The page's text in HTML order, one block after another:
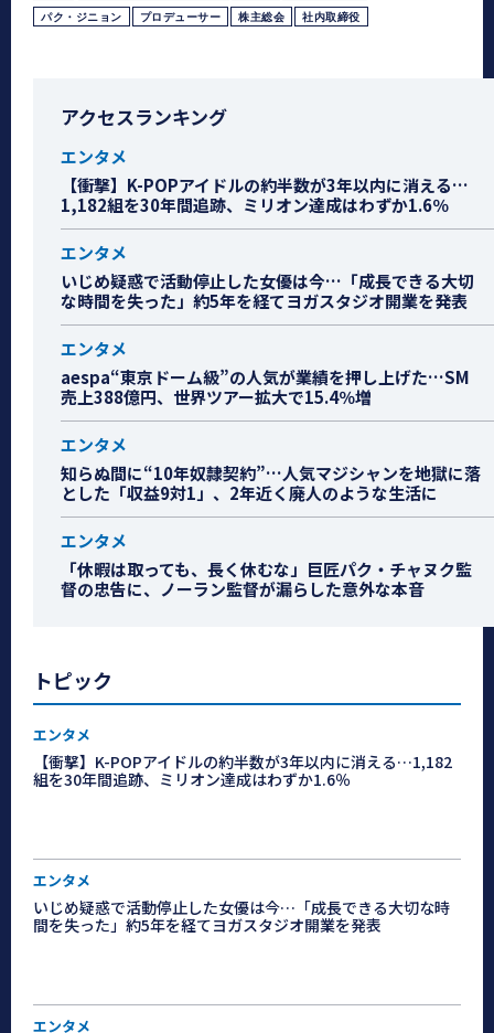
パク・ジニョン プロデューサー 株主総会 社内取締役
アクセスランキング
エンタメ
【衝撃】K-POPアイドルの約半数が3年以内に消える…
1,182組を30年間追跡、ミリオン達成はわずか1.6％
エンタメ
いじめ疑惑で活動停止した女優は今…「成長できる大切
な時間を失った」約5年を経てヨガスタジオ開業を発表
エンタメ
aespa“東京ドーム級”の人気が業績を押し上げた…SM
売上388億円、世界ツアー拡大で15.4％増
エンタメ
知らぬ間に“10年奴隷契約”…人気マジシャンを地獄に落
とした「収益9対1」、2年近く廃人のような生活に
エンタメ
「休暇は取っても、長く休むな」巨匠パク・チャヌク監
督の忠告に、ノーラン監督が漏らした意外な本音
トピック
エンタメ
【衝撃】K-POPアイドルの約半数が3年以内に消える…1,182
組を30年間追跡、ミリオン達成はわずか1.6％
エンタメ
いじめ疑惑で活動停止した女優は今…「成長できる大切な時
間を失った」約5年を経てヨガスタジオ開業を発表
エンタメ